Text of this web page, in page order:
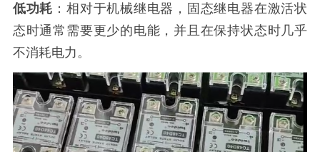
低功耗 ：相对于机械继电器，固态继电器在激活状
态时通常需要更少的电能，并且在保持状态时几乎
不消耗电力。